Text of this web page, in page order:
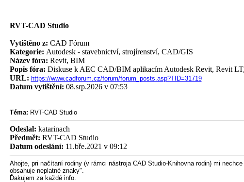
RVT-CAD Studio
Vytištěno z: CAD Fórum
Kategorie: Autodesk - stavebnictví, strojírenství, CAD/GIS
Název fóra: Revit, BIM
Popis fóra: Diskuse k AEC CAD/BIM aplikacím Autodesk Revit, Revit
URL: https://www.cadforum.cz/forum/forum_posts.asp?TID=31719
Datum vytištění: 08.srp.2026 v 07:53
Téma: RVT-CAD Studio
Odeslal: katarinach
Předmět: RVT-CAD Studio
Datum odeslání: 11.bře.2021 v 09:12
Ahojte, pri načítaní rodiny (v rámci nástroja CAD Studio-Knihovna rodin) mi
obsahuje neplatné znaky".
Ďakujem za každé info.